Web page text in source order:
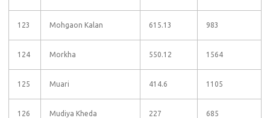
123 Mohgaon Kalan 615.13 983
124 Morkha 550.12 1564
125 Muari 414.6 1105
126 Mudiya Kheda 227 685